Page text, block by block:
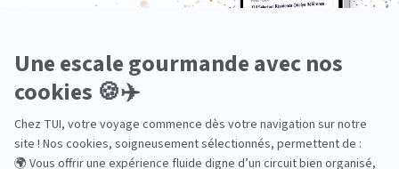
Golf
Hôtel de charme